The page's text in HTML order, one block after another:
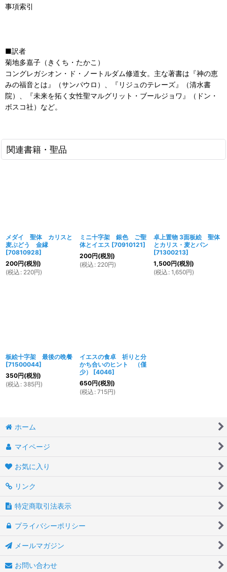
事項索引
■訳者
菊地多嘉子（きくち・たかこ）
コングレガシオン・ド・ノートルダム修道女。主な著書は『神の恵
みの福音とは』（サンパウロ）、『リジュのテレーズ』（清水書
院）、『未来を拓く女性聖マルグリット・ブールジョワ』（ドン・
ボスコ社）など。
関連書籍・聖品
メダイ 聖体 カリスと
麦ぶどう 金縁
[70810928]
200円(税別)
(税込 : 220円)
ミニ十字架 銀色 ご聖
体とイエス [70910121]
200円(税別)
(税込 : 220円)
卓上置物 3面板絵 聖体
とカリス・麦とパン
[71300213]
1,500円(税別)
(税込 : 1,650円)
板絵十字架 最後の晩餐
[71500044]
350円(税別)
(税込 : 385円)
イエスの食卓 祈りと分
かち合いのヒント （僅
少）
[4046]
650円(税別)
(税込 : 715円)
ホーム
マイページ
お気に入り
リンク
特定商取引法表示
プライバシーポリシー
メールマガジン
お問い合わせ